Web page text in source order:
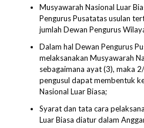
Musyawarah Nasional Luar
Pengurus Pusatatas usulan
jumlah Dewan Pengurus
Dalam hal Dewan Pengurus
melaksanakan Musyawarah
sebagaimana ayat (3), maka
pengusul dapat membentuk
Nasional Luar Biasa;
Syarat dan tata cara
Luar Biasa diatur dalam